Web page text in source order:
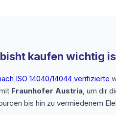
kaufen wichtig
ISO 14040/14044 verifizierte
Fraunhofer Austria, um dir
bis hin zu vermiedenem